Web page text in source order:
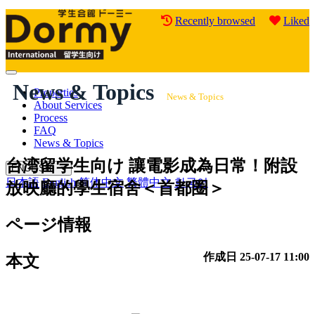
Recently browsed Liked
Mobile
MenuProperties
About Services
Process
FAQ
News & Topics
ENGLISH
日本語 English 简体中文 繁體中文 한국어
News & Topics News & Topics
台湾留学生向け 讓電影成為日常！附設
放映廳的學生宿舍＜首都圈＞
ページ情報
作成日 25-07-17 11:00
本文